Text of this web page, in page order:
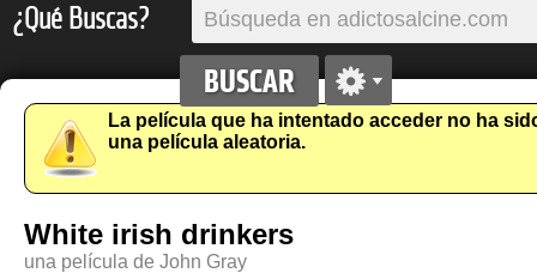
¿Qué Buscas?
La película que ha intentado acceder no ha
una película aleatoria.
White irish drinkers
una película de John Gray